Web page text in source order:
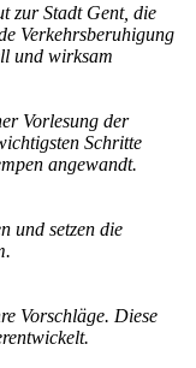
zur Stadt Gent, die
Verkehrsberuhigung
und wirksam
Vorlesung der
Schritte
angewandt.
und setzen die
Vorschläge. Diese